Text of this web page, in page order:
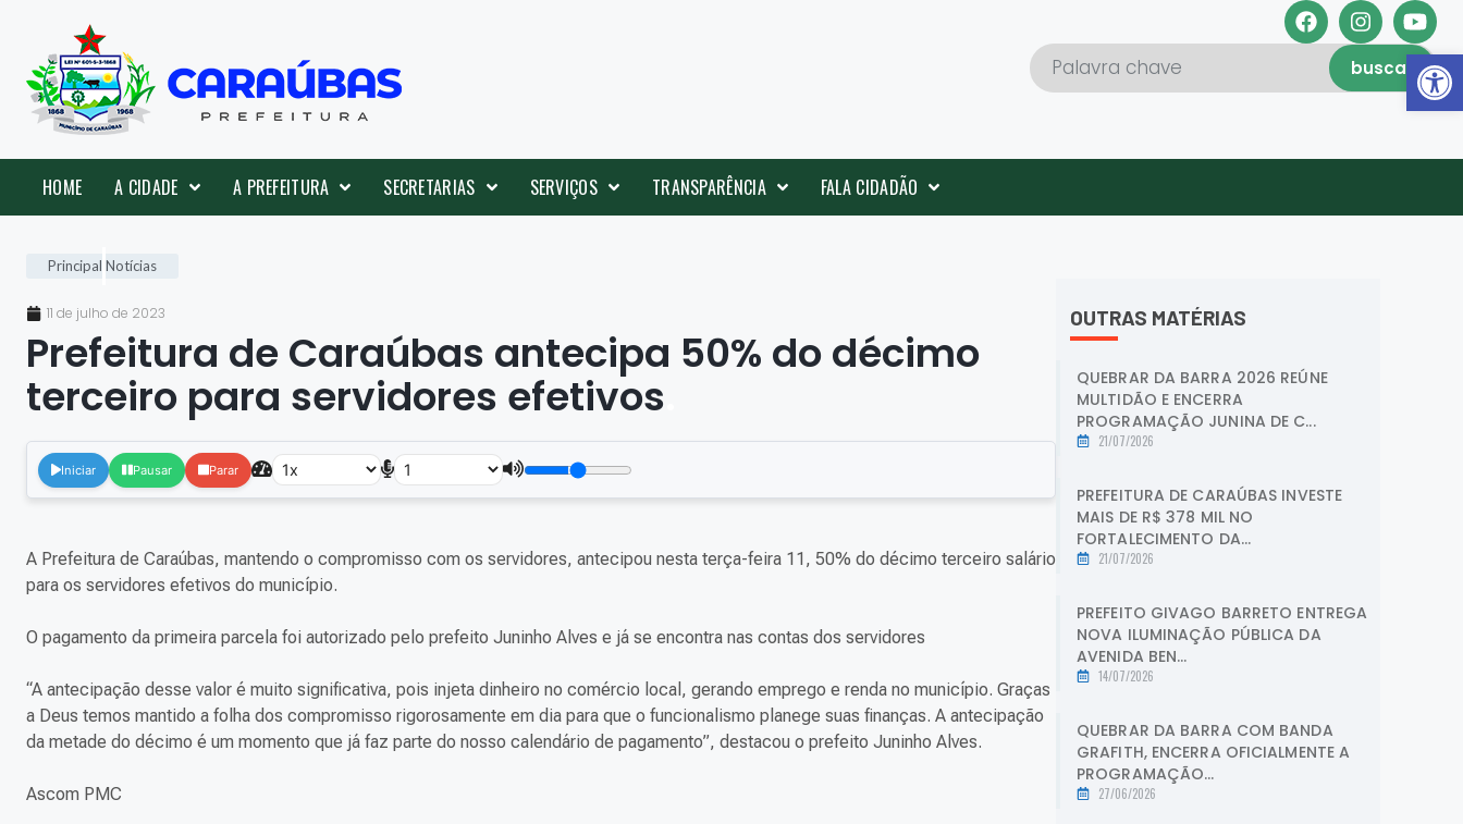
Abrir
buscar
HOME A CIDADE A PREFEITURA SECRETARIAS SERVIÇOS TRANSPARÊNCIA FALA CIDADÃO
Principal Notícias
11 de julho de 2023
Prefeitura de Caraúbas antecipa 50% do décimo
terceiro para servidores efetivos
Iniciar Pausar Parar
A Prefeitura de Caraúbas, mantendo o compromisso com os servidores, antecipou nesta terça-feira 11, 50% do décimo terceiro salário
para os servidores efetivos do município.
O pagamento da primeira parcela foi autorizado pelo prefeito Juninho Alves e já se encontra nas contas dos servidores
“A antecipação desse valor é muito significativa, pois injeta dinheiro no comércio local, gerando emprego e renda no município. Graças
a Deus temos mantido a folha dos compromisso rigorosamente em dia para que o funcionalismo planege suas finanças. A antecipação
da metade do décimo é um momento que já faz parte do nosso calendário de pagamento”, destacou o prefeito Juninho Alves.
Ascom PMC
OUTRAS MATÉRIAS
QUEBRAR DA BARRA 2026 REÚNE
MULTIDÃO E ENCERRA
PROGRAMAÇÃO JUNINA DE C...
21/07/2026
PREFEITURA DE CARAÚBAS INVESTE
MAIS DE R$ 378 MIL NO
FORTALECIMENTO DA...
21/07/2026
PREFEITO GIVAGO BARRETO ENTREGA
NOVA ILUMINAÇÃO PÚBLICA DA
AVENIDA BEN...
14/07/2026
QUEBRAR DA BARRA COM BANDA
GRAFITH, ENCERRA OFICIALMENTE A
PROGRAMAÇÃO...
27/06/2026